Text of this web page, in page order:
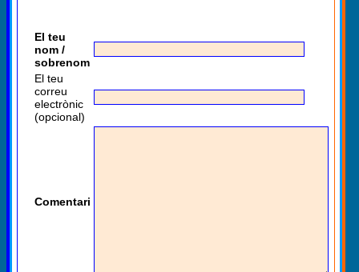
El teu
nom /
sobrenom
El teu
correu
electrònic
(opcional)
Comentari